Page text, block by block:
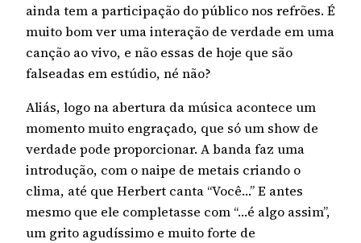
ainda tem a participação do público nos refrões. É
muito bom ver uma interação de verdade em uma
canção ao vivo, e não essas de hoje que são
falseadas em estúdio, né não?
Aliás, logo na abertura da música acontece um
momento muito engraçado, que só um show de
verdade pode proporcionar. A banda faz uma
introdução, com o naipe de metais criando o
clima, até que Herbert canta “Você…” E antes
mesmo que ele completasse com “…é algo assim”,
um grito agudíssimo e muito forte de